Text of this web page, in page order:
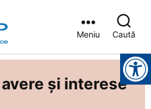
Meniu Caută
Instrumente pentru accesibilitate
și interese